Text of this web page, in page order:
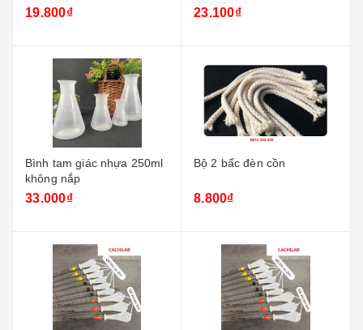
19.800₫ 23.100₫
Bình tam giác nhựa 250ml
không nắp
33.000₫
Bộ 2 bấc đèn cồn
8.800₫